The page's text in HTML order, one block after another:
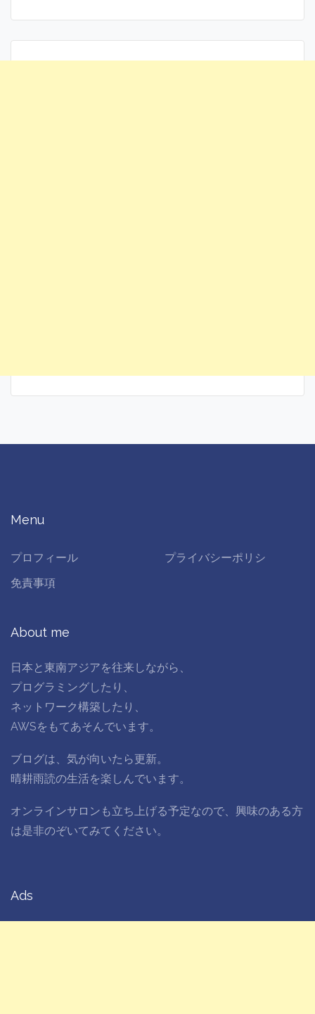
Menu
プロフィール
プライバシーポリシ
免責事項
About me
日本と東南アジアを往来しながら、
プログラミングしたり、
ネットワーク構築したり、
AWSをもてあそんでいます。
ブログは、気が向いたら更新。
晴耕雨読の生活を楽しんでいます。
オンラインサロンも立ち上げる予定なので、興味のある方
は是非のぞいてみてください。
Ads